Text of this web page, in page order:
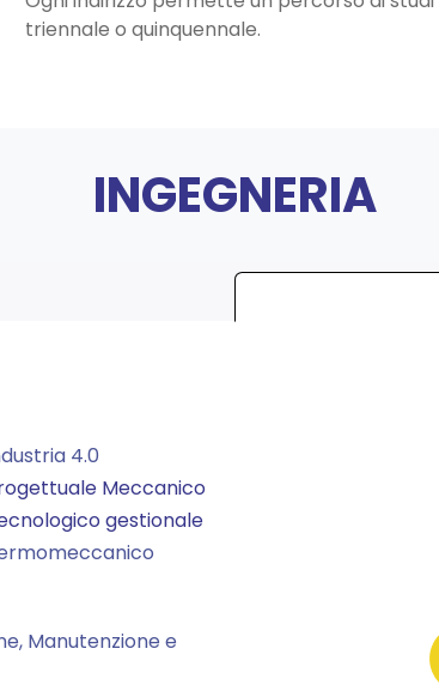
triennale o quinquennale.
INGEGNERIA
4.0
Meccanico
gestionale
Manutenzione e